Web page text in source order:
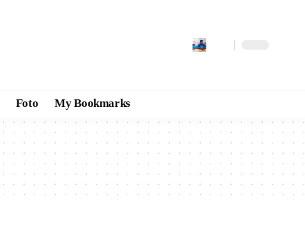
Foto My Bookmarks